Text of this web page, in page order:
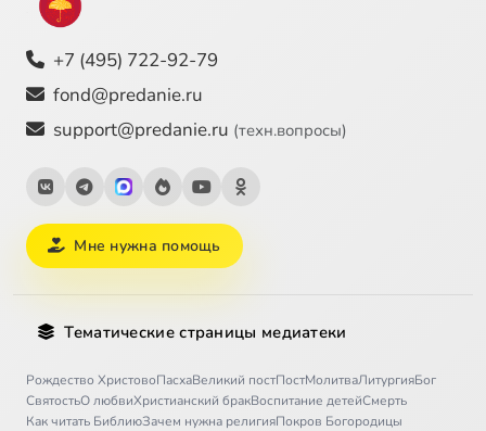
+7 (495) 722-92-79
fond@predanie.ru
support@predanie.ru (техн.вопросы)
Мне нужна помощь
Тематические страницы медиатеки
Рождество ХристовоПасхаВеликий постПостМолитваЛитургияБог
СвятостьО любвиХристианский бракВоспитание детейСмерть
Как читать БиблиюЗачем нужна религияПокров Богородицы